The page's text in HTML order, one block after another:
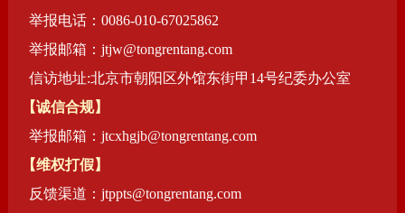
举报电话：0086-010-67025862
举报邮箱：jtjw@tongrentang.com
信访地址:北京市朝阳区外馆东街甲14号纪委办公室
【诚信合规】
举报邮箱：jtcxhgjb@tongrentang.com
【维权打假】
反馈渠道：jtppts@tongrentang.com